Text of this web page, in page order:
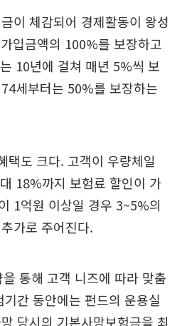
이 체감되어 경제활동이 왕성
입금액의 100%를 보장하고
10년에 걸쳐 매년 5%씩 보
세부터는 50%를 보장하는
택도 크다. 고객이 우량체일
18%까지 보험료 할인이 가
1억원 이상일 경우 3~5%의
가로 주어진다.
통해 고객 니즈에 따라 맞춤
간 동안에는 펀드의 운용실
당시의 기본사망보험금을 최